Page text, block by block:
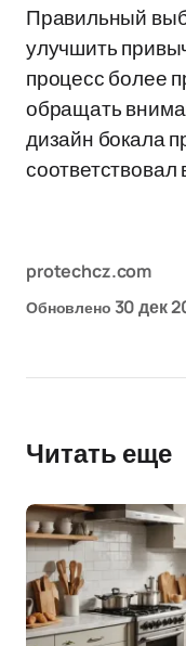
Правильный
улучшить
процесс более
обращать
дизайн бокала
protechcz.com
Обновлено 30 дек
Читать еще